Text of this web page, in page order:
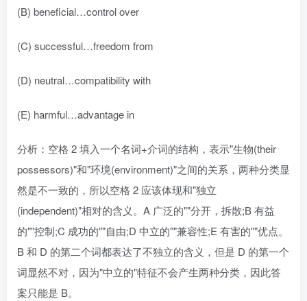
(B) beneficial…control over
(C) successful…freedom from
(D) neutral…compatibility with
(E) harmful…advantage in
分析：空格 2 填入一个名词+介词的结构，表示"生物(their
possessors)"和"环境(environment)"之间的关系，两种分类显
然是不一致的，所以空格 2 应该体现和"独立
(independent)"相对的含义。A 广泛的""分开，拆散;B 有益
的""控制;C 成功的""自由;D 中立的""兼容性;E 有害的""优点。
B 和 D 的第二个词都表达了不独立的含义，但是 D 的第一个
词显然不对，因为"中立的"特征不会产生两种分类，因此答
案只能是 B。